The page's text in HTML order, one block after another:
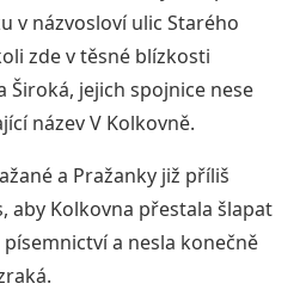
v názvosloví ulic Starého
zde v těsné blízkosti
Široká, jejich spojnice nese
název V Kolkovně.
a Pražanky již příliš
aby Kolkovna přestala šlapat
a nesla konečně